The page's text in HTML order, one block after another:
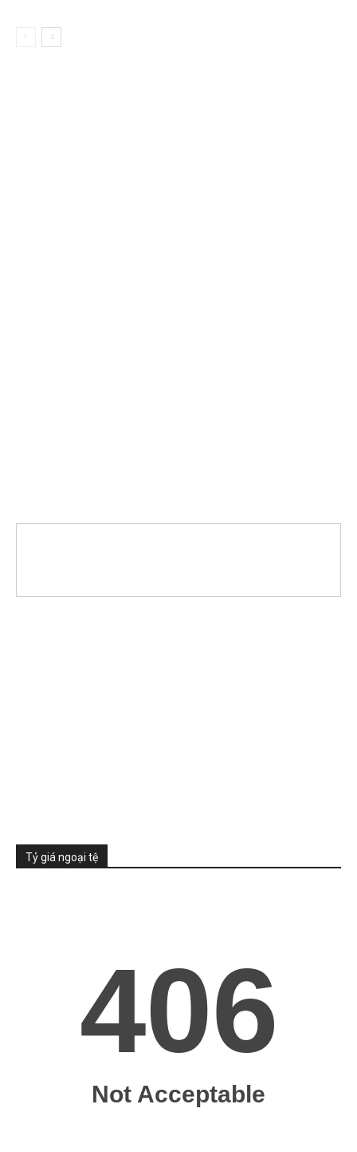
Tỷ giá ngoại tệ